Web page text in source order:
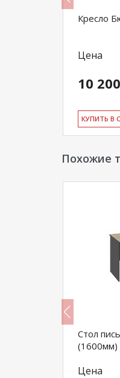
Кресло
Цена
10 200
КУ­ПИТЬ В
Похожие
Стол
Цена